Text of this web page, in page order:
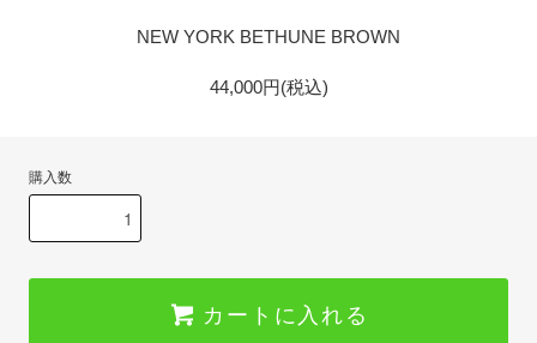
NEW YORK BETHUNE BROWN
44,000円(税込)
購入数
カートに入れる